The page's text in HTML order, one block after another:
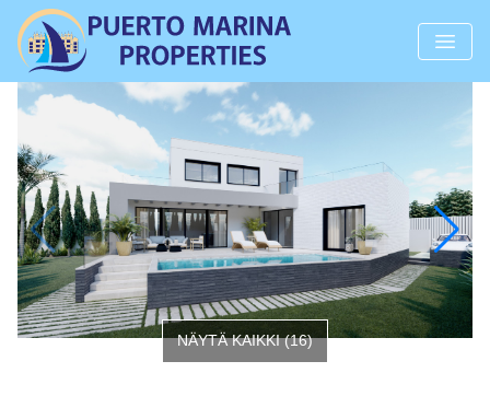
NÄYTÄ KAIKKI(16)